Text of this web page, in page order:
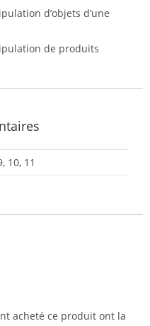
d’objets d’une
de produits
10, 11
acheté ce produit ont la